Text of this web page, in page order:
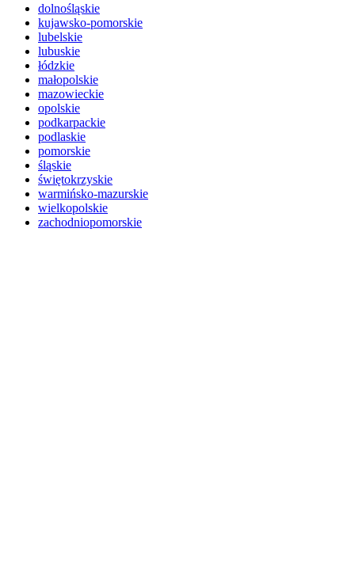
dolnośląskie
kujawsko-pomorskie
lubelskie
lubuskie
łódzkie
małopolskie
mazowieckie
opolskie
podkarpackie
podlaskie
pomorskie
śląskie
świętokrzyskie
warmińsko-mazurskie
wielkopolskie
zachodniopomorskie